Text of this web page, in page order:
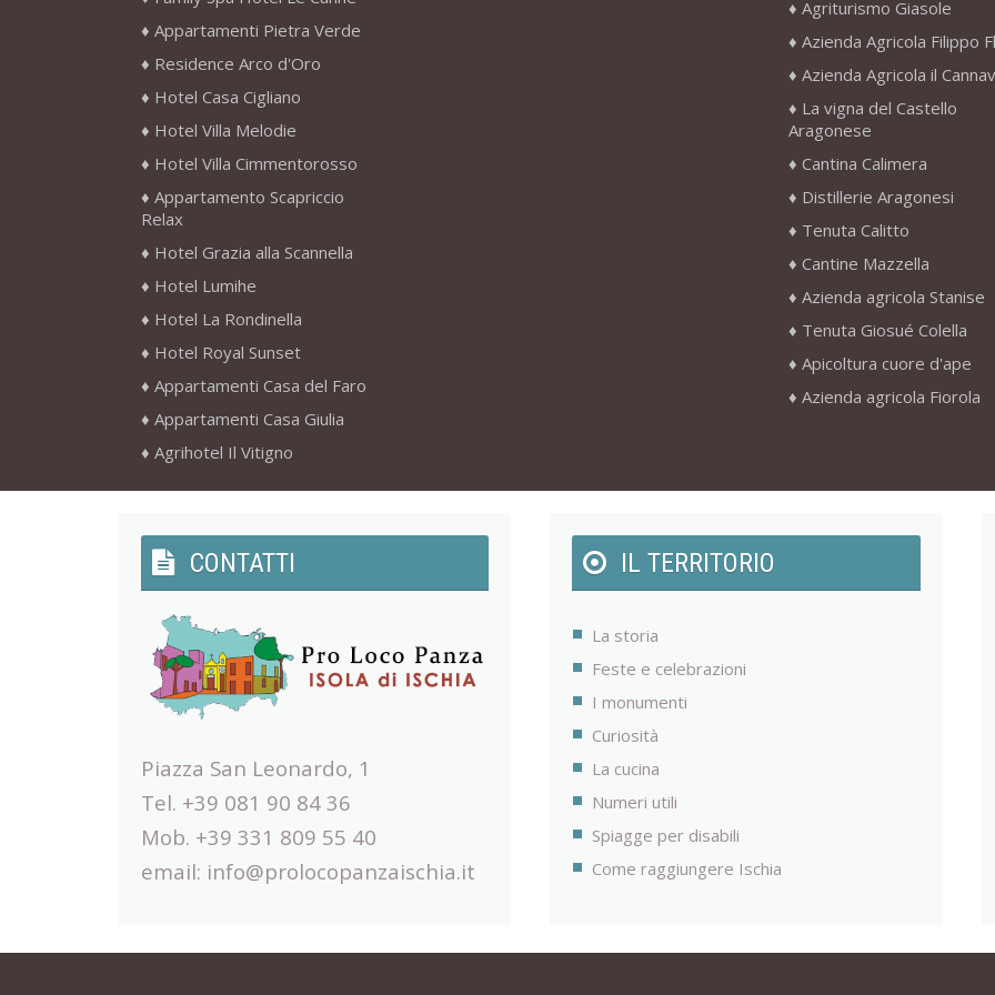
Appartamenti Pietra Verde
Residence Arco d'Oro
Hotel Casa Cigliano
Hotel Villa Melodie
Hotel Villa Cimmentorosso
Appartamento Scapriccio
Relax
Hotel Grazia alla Scannella
Hotel Lumihe
Hotel La Rondinella
Hotel Royal Sunset
Appartamenti Casa del Faro
Appartamenti Casa Giulia
Agrihotel Il Vitigno
Agriturismo Giasole
Azienda Agricola Filippo
Azienda Agricola il
La vigna del Castello
Aragonese
Cantina Calimera
Distillerie Aragonesi
Tenuta Calitto
Cantine Mazzella
Azienda agricola Stanise
Tenuta Giosué Colella
Apicoltura cuore d'ape
Azienda agricola Fiorola
CONTATTI
Piazza San Leonardo, 1
Tel. +39 081 90 84 36
Mob. +39 331 809 55 40
email: info@prolocopanzaischia.it
IL TERRITORIO
La storia
Feste e celebrazioni
I monumenti
Curiosità
La cucina
Numeri utili
Spiagge per disabili
Come raggiungere Ischia